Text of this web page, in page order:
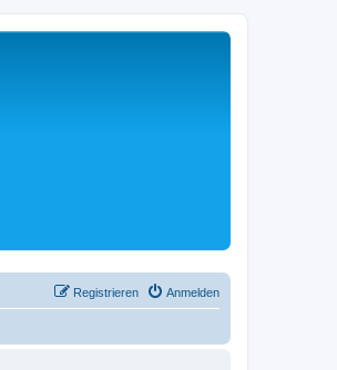
Anmelden
Registrieren